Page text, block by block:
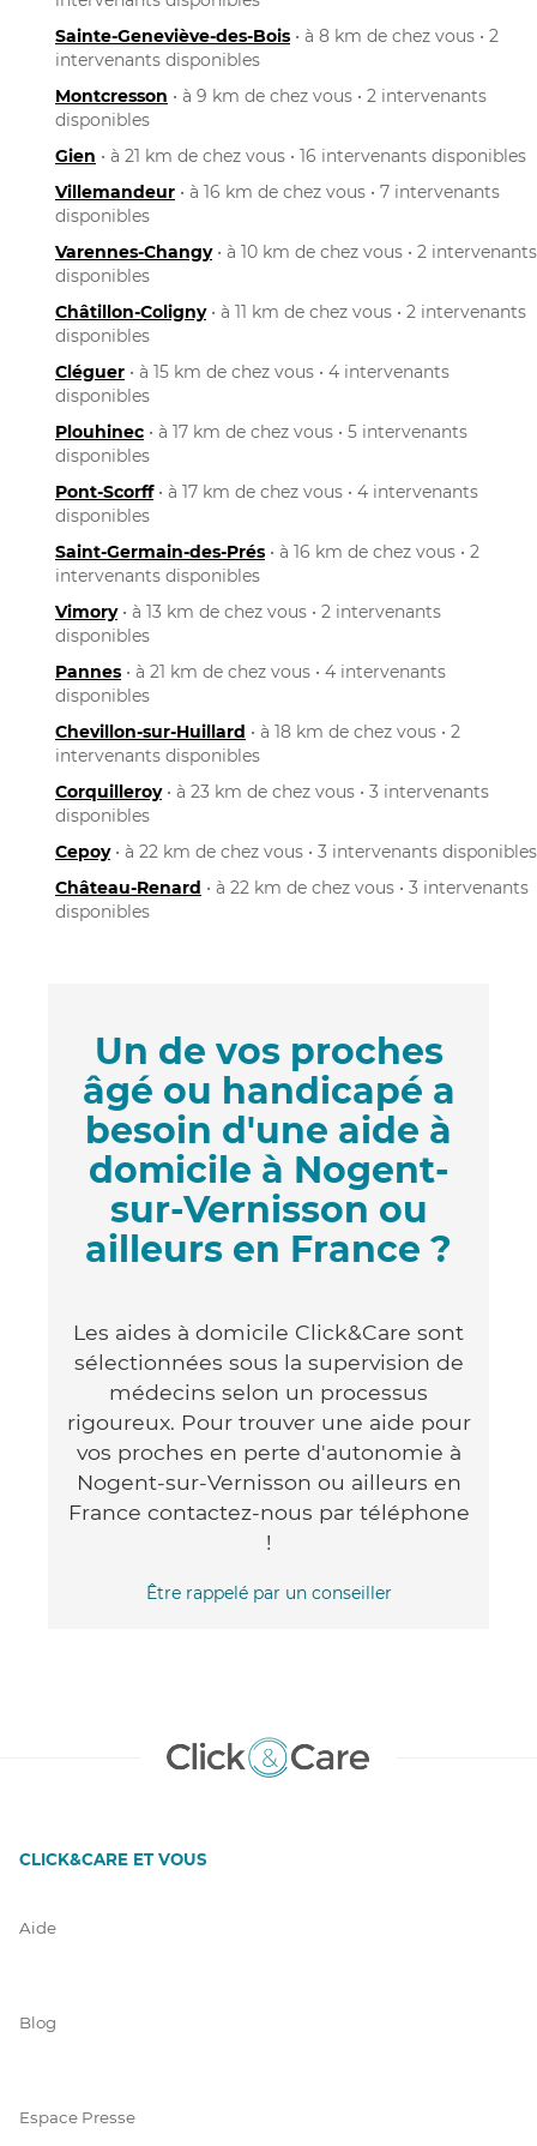
Sainte-Geneviève-des-Bois • à 8 km de chez vous • 2
intervenants disponibles
Montcresson • à 9 km de chez vous • 2 intervenants
disponibles
Gien • à 21 km de chez vous • 16 intervenants disponibles
Villemandeur • à 16 km de chez vous • 7 intervenants
disponibles
Varennes-Changy• à 10 km de chez vous • 2 intervenants
disponibles
Châtillon-Coligny• à 11 km de chez vous • 2 intervenants
disponibles
Cléguer • à 15 km de chez vous • 4 intervenants
disponibles
Plouhinec • à 17 km de chez vous • 5 intervenants
disponibles
Pont-Scorff• à 17 km de chez vous • 4 intervenants
disponibles
Saint-Germain-des-Prés • à 16 km de chez vous • 2
intervenants disponibles
Vimory• à 13 km de chez vous • 2 intervenants
disponibles
Pannes • à 21 km de chez vous • 4 intervenants
disponibles
Chevillon-sur-Huillard • à 18 km de chez vous • 2
intervenants disponibles
Corquilleroy• à 23 km de chez vous • 3 intervenants
disponibles
Cepoy• à 22 km de chez vous • 3 intervenants disponibles
Château-Renard • à 22 km de chez vous • 3 intervenants
disponibles
Un de vos proches
âgé ou handicapé a
besoin d'une aide à
domicile à Nogent-
sur-Vernisson ou
ailleurs en France ?
Les aides à domicile Click&Care sont
sélectionnées sous la supervision de
médecins selon un processus
rigoureux. Pour trouver une aide pour
vos proches en perte d'autonomie à
Nogent-sur-Vernisson ou ailleurs en
France contactez-nous par téléphone
!
Être rappelé par un conseiller
CLICK&CARE ET VOUS
Aide
Blog
Espace Presse